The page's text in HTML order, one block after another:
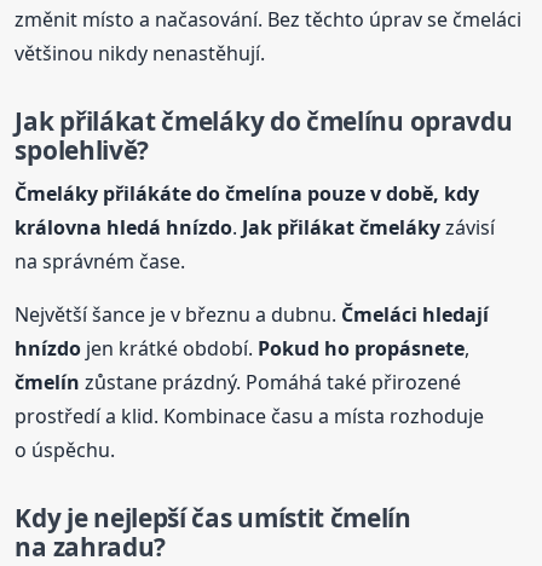
změnit místo a načasování. Bez těchto úprav se čmeláci
většinou nikdy nenastěhují.
Jak přilákat čmeláky do čmelínu opravdu
spolehlivě?
Čmeláky přilákáte dočmelína pouze v době, kdy
královna hledá hnízdo. Jak přilákat čmelákyzávisí
na správném čase.
Největší šance je v březnu a dubnu. Čmeláci hledají
hnízdo jen krátké období. Pokud ho propásnete,
čmelín zůstane prázdný. Pomáhá také přirozené
prostředí a klid. Kombinace času a místa rozhoduje
o úspěchu.
Kdy je nejlepší čas umístit čmelín
na zahradu?